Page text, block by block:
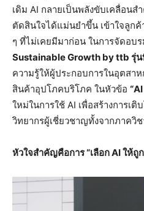
เดิม AI กลายเป็นพลังขับเคลื่อน
ตัดสินใจได้แม่นยำขึ้น เข้าใจลูก
ๆ ที่ไม่เคยมีมาก่อน ในการจัดอบ
Sustainable Growth by ttb รุ่น
ความรู้ให้ผู้ประกอบการในอุตสา
สินค้าอุปโภคบริโภค ในหัวข้อ “
ใหม่ในการใช้ AI เพื่อสร้างการเ
วิทยากรผู้เชี่ยวชาญทั้งจากภาควิ
หัวใจสำคัญคือการ “เลือกAI ให้ถู